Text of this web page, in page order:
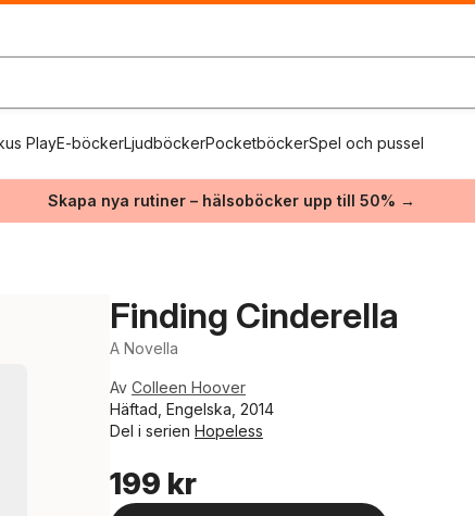
PlayE-böckerLjudböckerPocketböckerSpel och pussel
Skapa nya rutiner – hälsoböcker upp till 50% →
Finding Cinderella
A Novella
Av Colleen Hoover
Häftad, Engelska, 2014
Del i serien Hopeless
199 kr